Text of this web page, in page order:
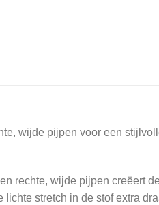
wijde pijpen voor een
rechte, wijde pijpen creëert
stretch in de stof extra